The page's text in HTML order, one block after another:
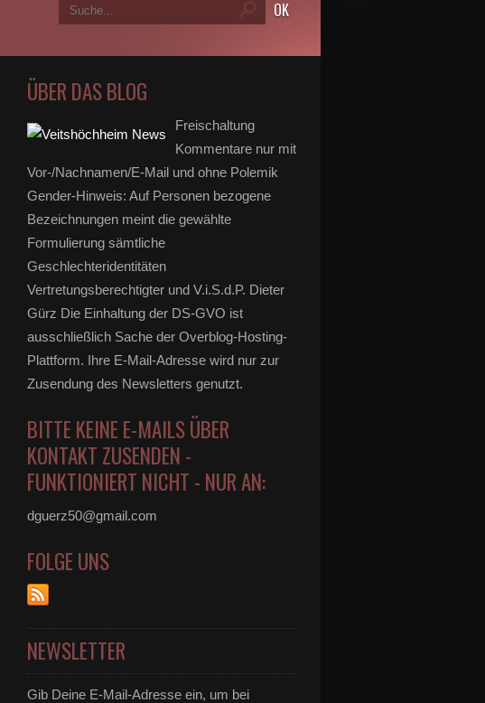
ÜBER DAS BLOG
Freischaltung
Kommentare nur mit
Vor-/Nachnamen/E-Mail und ohne Polemik
Gender-Hinweis: Auf Personen bezogene
Bezeichnungen meint die gewählte
Formulierung sämtliche
Geschlechteridentitäten
Vertretungsberechtigter und V.i.S.d.P. Dieter
Gürz Die Einhaltung der DS-GVO ist
ausschließlich Sache der Overblog-Hosting-
Plattform. Ihre E-Mail-Adresse wird nur zur
Zusendung des Newsletters genutzt.
BITTE KEINE E-MAILS ÜBER
KONTAKT ZUSENDEN -
FUNKTIONIERT NICHT - NUR AN:
dguerz50@gmail.com
FOLGE UNS
NEWSLETTER
Gib Deine E-Mail-Adresse ein, um bei